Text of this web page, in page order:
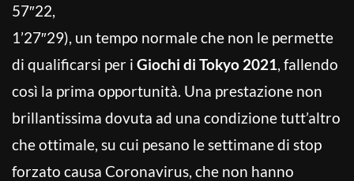
57″22,
1’27″29), un tempo normale che non le permette
di qualificarsi per i Giochi di Tokyo 2021, fallendo
così la prima opportunità. Una prestazione non
brillantissima dovuta ad una condizione tutt’altro
che ottimale, su cui pesano le settimane di stop
forzato causa Coronavirus, che non hanno